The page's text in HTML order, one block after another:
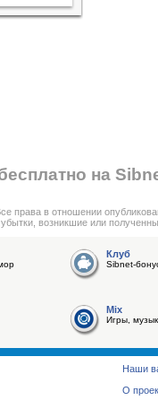
на
права в отношении
возникшие или
Клуб
Sibnet-
Mix
Игры,
Наши
О